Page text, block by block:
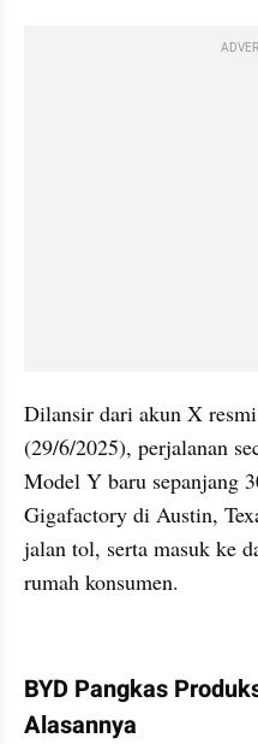
Dilansir dari akun X
(29/6/2025), perjalanan
Model Y baru sepanjang
Gigafactory di Austin,
jalan tol, serta masuk ke
rumah konsumen.
BYD Pangkas
Alasannya